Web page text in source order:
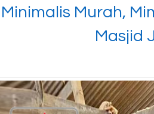
Murah,
Masjid